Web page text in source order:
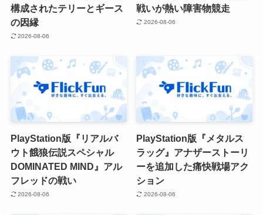
構成されたテリーとギース
の因縁
2026-08-06
戦いが熱い障害物競走
2026-08-06
PlayStation版『リアルバ
ウト餓狼伝説スペシャル
DOMINATED MIND』アル
フレッドの戦い
2026-08-06
PlayStation版『メタルス
ラッグ』アナザーストーリ
ーを追加した痛快戦場アク
ション
2026-08-06